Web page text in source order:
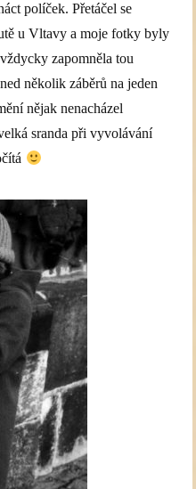
políček. Přetáčel se
u Vltavy a moje fotky byly
zapomněla tou
několik záběrů na jeden
nějak nenacházel
sranda při vyvolávání